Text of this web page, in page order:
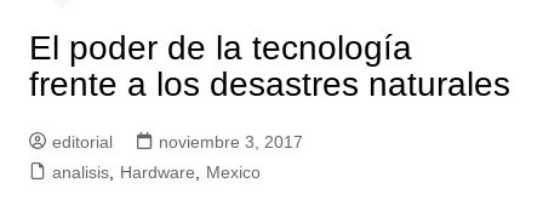
El poder de la tecnología
frente a los desastres naturales
editorial
noviembre 3, 2017
analisis, Hardware Mexico